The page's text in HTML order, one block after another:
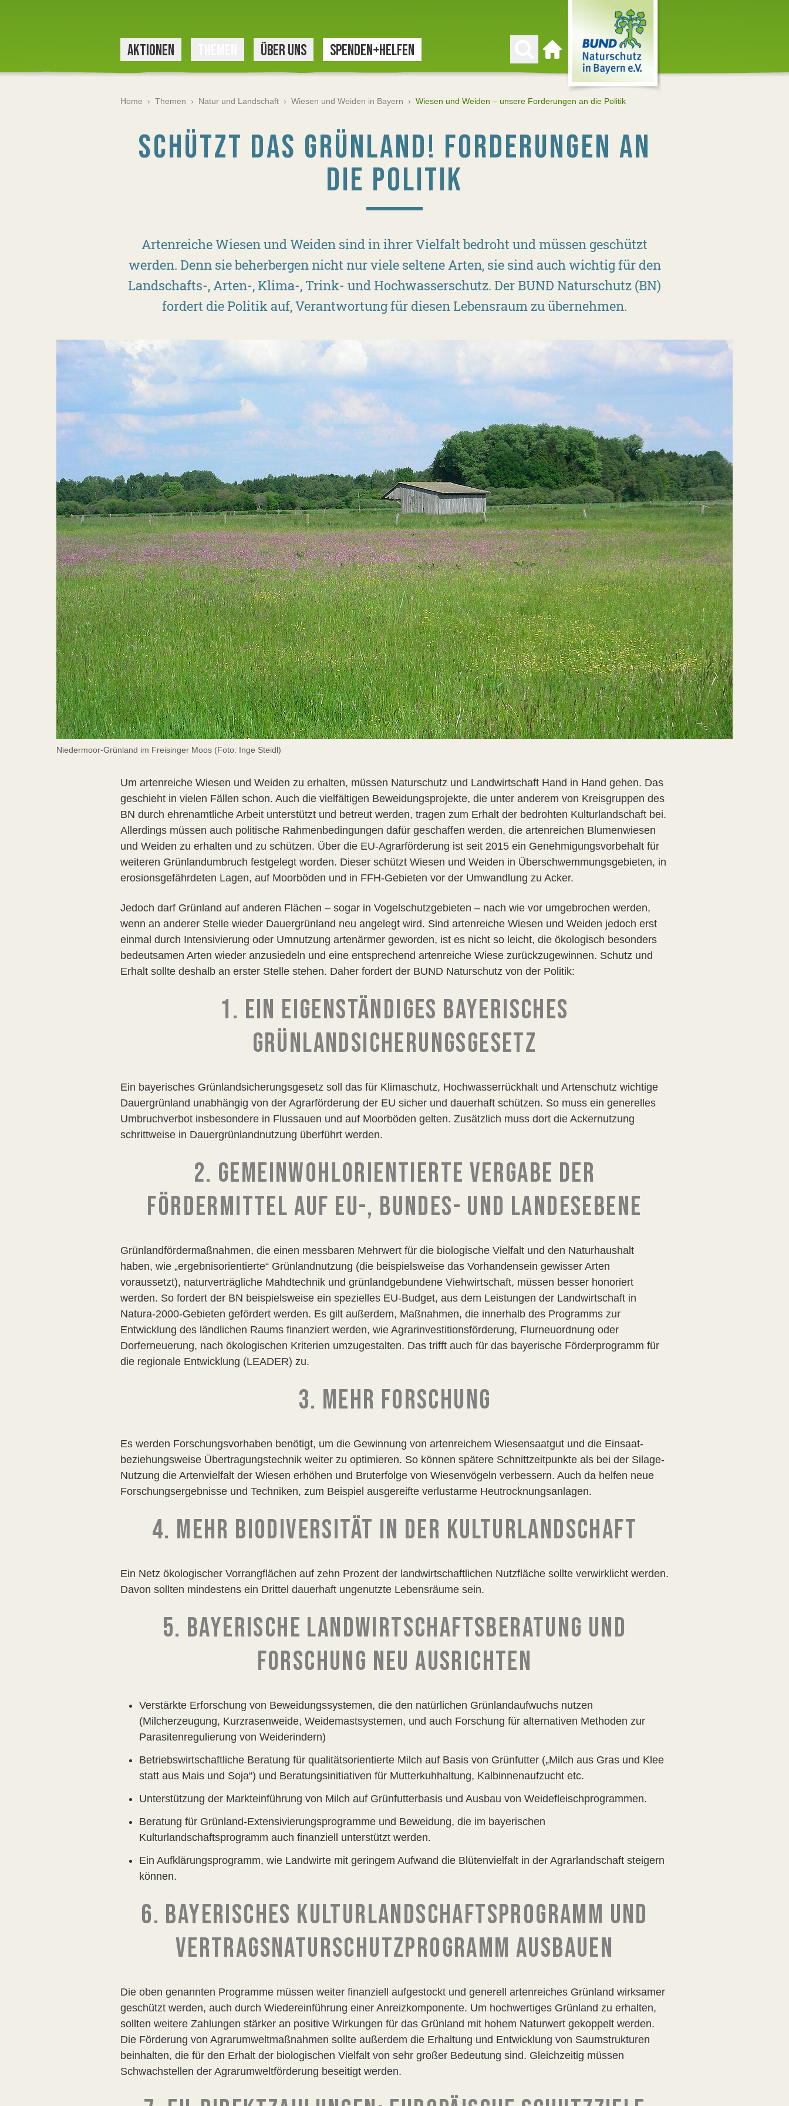
AKTIONEN ÜBER UNS SPENDEN+HELFEN
Zur Startseite
Home › Themen › Natur und Landschaft › Wiesen und Weiden in Bayern › Wiesen und Weiden – unsere Forderungen an die Politik
SCHÜTZT DAS GRÜNLAND! FORDERUNGEN AN
DIE POLITIK
Artenreiche Wiesen und Weiden sind in ihrer Vielfalt bedroht und müssen geschützt
werden. Denn sie beherbergen nicht nur viele seltene Arten, sie sind auch wichtig für den
Landschafts-, Arten-, Klima-, Trink- und Hochwasserschutz. Der BUND Naturschutz (BN)
fordert die Politik auf, Verantwortung für diesen Lebensraum zu übernehmen.
Niedermoor-Grünland im Freisinger Moos (Foto: Inge Steidl)
Um artenreiche Wiesen und Weiden zu erhalten, müssen Naturschutz und Landwirtschaft Hand in Hand gehen. Das
geschieht in vielen Fällen schon. Auch die vielfältigen Beweidungsprojekte, die unter anderem von Kreisgruppen des
BN durch ehrenamtliche Arbeit unterstützt und betreut werden, tragen zum Erhalt der bedrohten Kulturlandschaft bei.
Allerdings müssen auch politische Rahmenbedingungen dafür geschaffen werden, die artenreichen Blumenwiesen
und Weiden zu erhalten und zu schützen. Über die EU-Agrarförderung ist seit 2015 ein Genehmigungsvorbehalt für
weiteren Grünlandumbruch festgelegt worden. Dieser schützt Wiesen und Weiden in Überschwemmungsgebieten, in
erosionsgefährdeten Lagen, auf Moorböden und in FFH-Gebieten vor der Umwandlung zu Acker.
Jedoch darf Grünland auf anderen Flächen – sogar in Vogelschutzgebieten – nach wie vor umgebrochen werden,
wenn an anderer Stelle wieder Dauergrünland neu angelegt wird. Sind artenreiche Wiesen und Weiden jedoch erst
einmal durch Intensivierung oder Umnutzung artenärmer geworden, ist es nicht so leicht, die ökologisch besonders
bedeutsamen Arten wieder anzusiedeln und eine entsprechend artenreiche Wiese zurückzugewinnen. Schutz und
Erhalt sollte deshalb an erster Stelle stehen. Daher fordert der BUND Naturschutz von der Politik:
1. EIN EIGENSTÄNDIGES BAYERISCHES
GRÜNLANDSICHERUNGSGESETZ
Ein bayerisches Grünlandsicherungsgesetz soll das für Klimaschutz, Hochwasserrückhalt und Artenschutz wichtige
Dauergrünland unabhängig von der Agrarförderung der EU sicher und dauerhaft schützen. So muss ein generelles
Umbruchverbot insbesondere in Flussauen und auf Moorböden gelten. Zusätzlich muss dort die Ackernutzung
schrittweise in Dauergrünlandnutzung überführt werden.
2. GEMEINWOHLORIENTIERTE VERGABE DER
FÖRDERMITTEL AUF EU-, BUNDES- UND LANDESEBENE
Grünlandfördermaßnahmen, die einen messbaren Mehrwert für die biologische Vielfalt und den Naturhaushalt
haben, wie „ergebnisorientierte“ Grünlandnutzung (die beispielsweise das Vorhandensein gewisser Arten
voraussetzt), naturverträgliche Mahdtechnik und grünlandgebundene Viehwirtschaft, müssen besser honoriert
werden. So fordert der BN beispielsweise ein spezielles EU-Budget, aus dem Leistungen der Landwirtschaft in
Natura-2000-Gebieten gefördert werden. Es gilt außerdem, Maßnahmen, die innerhalb des Programms zur
Entwicklung des ländlichen Raums finanziert werden, wie Agrarinvestitionsförderung, Flurneuordnung oder
Dorferneuerung, nach ökologischen Kriterien umzugestalten. Das trifft auch für das bayerische Förderprogramm für
die regionale Entwicklung (LEADER) zu.
3. MEHR FORSCHUNG
Es werden Forschungsvorhaben benötigt, um die Gewinnung von artenreichem Wiesensaatgut und die Einsaat-
beziehungsweise Übertragungstechnik weiter zu optimieren. So können spätere Schnittzeitpunkte als bei der Silage-
Nutzung die Artenvielfalt der Wiesen erhöhen und Bruterfolge von Wiesenvögeln verbessern. Auch da helfen neue
Forschungsergebnisse und Techniken, zum Beispiel ausgereifte verlustarme Heutrocknungsanlagen.
4. MEHR BIODIVERSITÄT IN DER KULTURLANDSCHAFT
Ein Netz ökologischer Vorrangflächen auf zehn Prozent der landwirtschaftlichen Nutzfläche sollte verwirklicht werden.
Davon sollten mindestens ein Drittel dauerhaft ungenutzte Lebensräume sein.
5. BAYERISCHE LANDWIRTSCHAFTSBERATUNG UND
FORSCHUNG NEU AUSRICHTEN
Verstärkte Erforschung von Beweidungssystemen, die den natürlichen Grünlandaufwuchs nutzen
(Milcherzeugung, Kurzrasenweide, Weidemastsystemen, und auch Forschung für alternativen Methoden zur
Parasitenregulierung von Weiderindern)
Betriebswirtschaftliche Beratung für qualitätsorientierte Milch auf Basis von Grünfutter („Milch aus Gras und Klee
statt aus Mais und Soja“) und Beratungsinitiativen für Mutterkuhhaltung, Kalbinnenaufzucht etc.
Unterstützung der Markteinführung von Milch auf Grünfutterbasis und Ausbau von Weidefleischprogrammen.
Beratung für Grünland-Extensivierungsprogramme und Beweidung, die im bayerischen
Kulturlandschaftsprogramm auch finanziell unterstützt werden.
Ein Aufklärungsprogramm, wie Landwirte mit geringem Aufwand die Blütenvielfalt in der Agrarlandschaft steigern
können.
6. BAYERISCHES KULTURLANDSCHAFTSPROGRAMM UND
VERTRAGSNATURSCHUTZPROGRAMM AUSBAUEN
Die oben genannten Programme müssen weiter finanziell aufgestockt und generell artenreiches Grünland wirksamer
geschützt werden, auch durch Wiedereinführung einer Anreizkomponente. Um hochwertiges Grünland zu erhalten,
sollten weitere Zahlungen stärker an positive Wirkungen für das Grünland mit hohem Naturwert gekoppelt werden.
Die Förderung von Agrarumweltmaßnahmen sollte außerdem die Erhaltung und Entwicklung von Saumstrukturen
beinhalten, die für den Erhalt der biologischen Vielfalt von sehr großer Bedeutung sind. Gleichzeitig müssen
Schwachstellen der Agrarumweltförderung beseitigt werden.